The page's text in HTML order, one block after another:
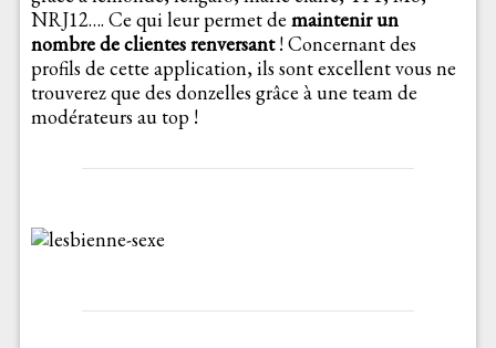
NRJ12…. Ce qui leur permet de maintenir un
nombre de clientes renversant! Concernant des
profils de cette application, ils sont excellent vous ne
trouverez que des donzelles grâce à une team de
modérateurs au top !